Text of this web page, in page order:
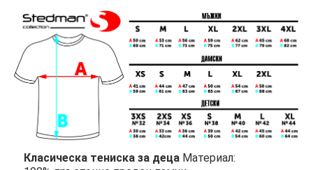
Класическа тениска за деца Материал: